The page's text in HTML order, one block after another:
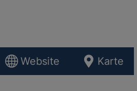
Website Karte